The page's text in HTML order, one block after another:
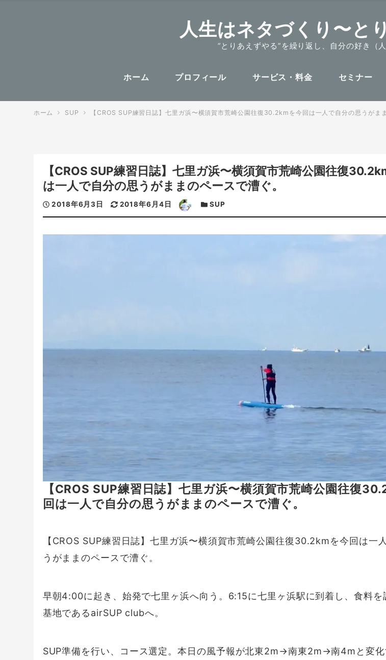
人生はネタづくり〜と
”とりあえずやる”を繰り返し、自分の好き（
ホーム プロフィール サービス・料金 セミナー
ホーム SUP 【CROS SUP練習日誌】七里ガ浜〜横須賀市荒崎公園往復30.2kmを今回は一人で自分の思うがま
【CROS SUP練習日誌】七里ガ浜〜横須賀市荒崎公園往復
は一人で自分の思うがままのペースで漕ぐ。
投
稿
日
2018年6月3日
更
新
日
2018年6月4日
著
者
カ
テ
ゴ
SUP
【CROS SUP練習日誌】七里ガ浜〜横須賀市荒崎公園往復
回は一人で自分の思うがままのペースで漕ぐ。
【CROS SUP練習日誌】七里ガ浜〜横須賀市荒崎公園往復30.2kmを今回は一
うがままのペースで漕ぐ。
早朝4:00に起き、始発で七里ヶ浜へ向う。6:15に七里ヶ浜駅に到着し、食料を
基地であるairSUP clubへ。
SUP準備を行い、コース選定。本日の風予報が北東2m→南東2m→南4mと変化